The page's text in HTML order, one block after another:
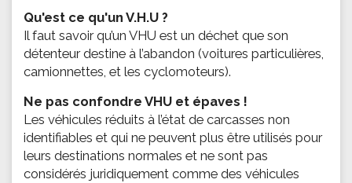
Qu'est ce qu'un V.H.U ?
Il faut savoir qu’un VHU est un déchet que son
détenteur destine à l’abandon (voitures particulières,
camionnettes, et les cyclomoteurs).
Ne pas confondre VHU et épaves !
Les véhicules réduits à l’état de carcasses non
identifiables et qui ne peuvent plus être utilisés pour
leurs destinations normales et ne sont pas
considérés juridiquement comme des véhicules